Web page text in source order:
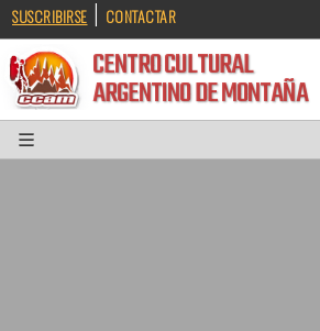
SUSCRIBIRSE | CONTACTAR
CENTRO CULTURAL
ARGENTINO DE MONTAÑA